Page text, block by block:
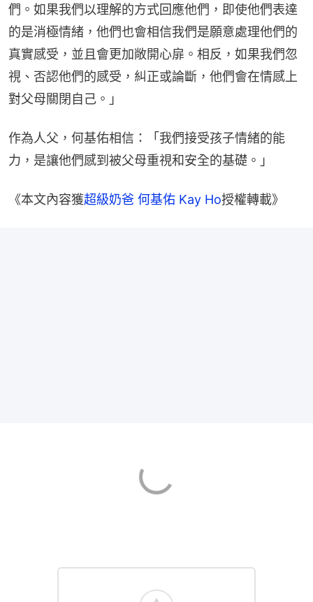
們。如果我們以理解的方式回應他們，即使他們表達
的是消極情緒，他們也會相信我們是願意處理他們的
真實感受，並且會更加敞開心扉。相反，如果我們忽
視、否認他們的感受，糾正或論斷，他們會在情感上
對父母關閉自己。」
作為人父，何基佑相信：「我們接受孩子情緒的能
力，是讓他們感到被父母重視和安全的基礎。」
《本文內容獲超級奶爸 何基佑 Kay Ho授權轉載》